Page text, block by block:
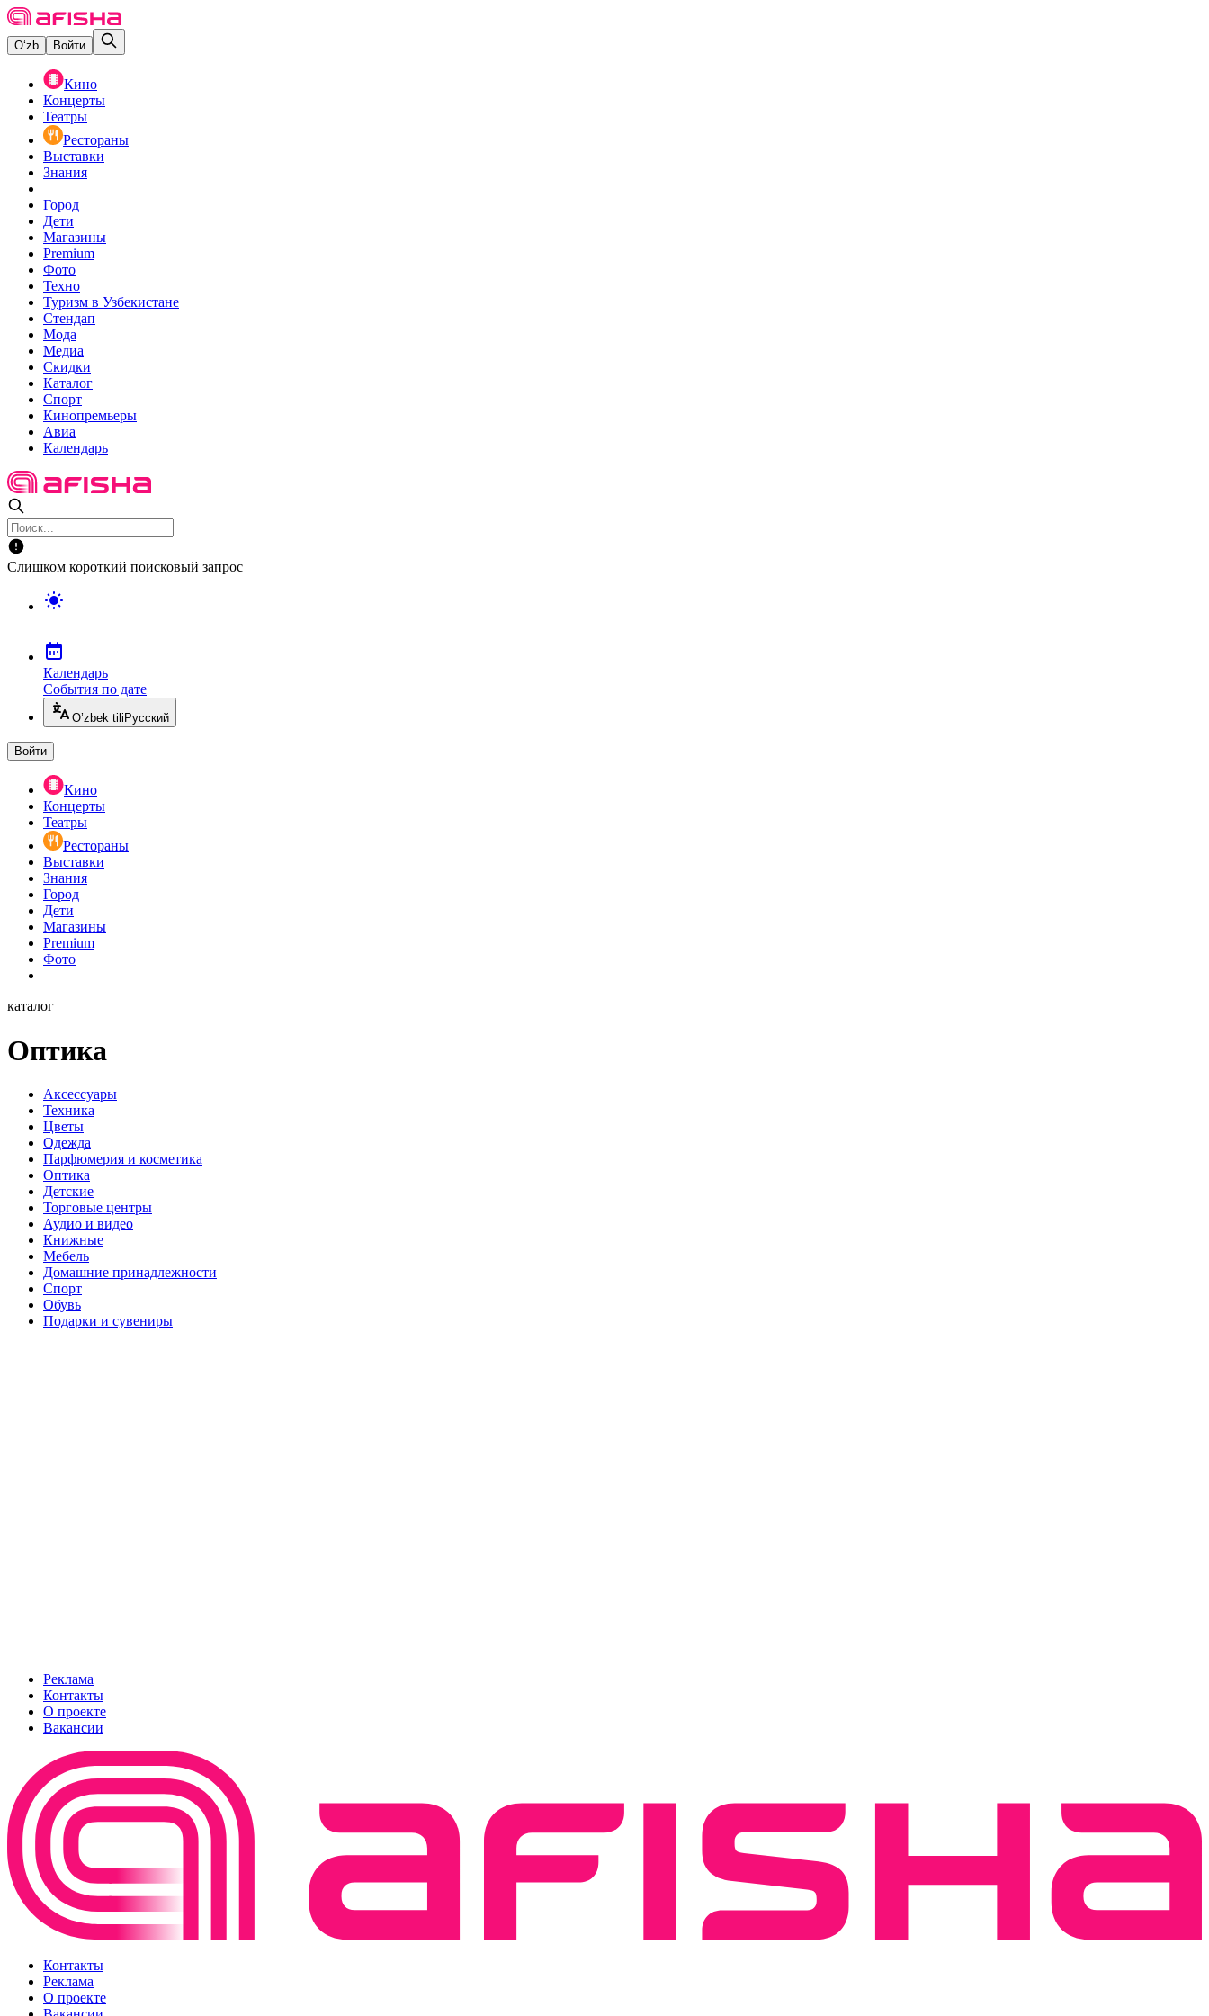
O‘zb Войти
Кино
Концерты
Театры
Рестораны
Выставки
Знания
Город
Дети
Магазины
Premium
Фото
Техно
Туризм в Узбекистане
Стендап
Мода
Медиа
Скидки
Каталог
Спорт
Кинопремьеры
Авиа
Календарь
Слишком короткий поисковый запрос
Календарь
События по дате
O’zbek tili Русский
Войти
Кино
Концерты
Театры
Рестораны
Выставки
Знания
Город
Дети
Магазины
Premium
Фото
каталог
Оптика
Аксессуары
Техника
Цветы
Одежда
Парфюмерия и косметика
Оптика
Детские
Торговые центры
Аудио и видео
Книжные
Мебель
Домашние принадлежности
Спорт
Обувь
Подарки и сувениры
Реклама
Контакты
О проекте
Вакансии
Контакты
Реклама
О проекте